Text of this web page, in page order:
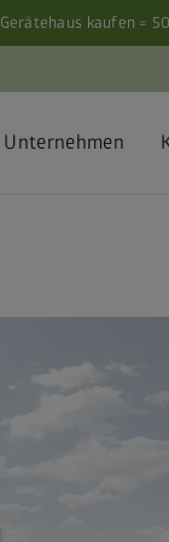
Gerätehaus kaufen =
Unternehmen